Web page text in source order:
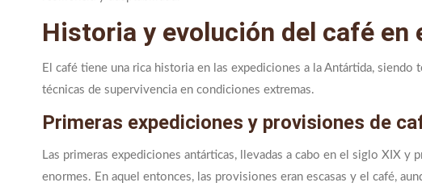
Historia y evolución del café
El café tiene una rica historia en las expediciones a la Antártida,
técnicas de supervivencia en condiciones extremas.
Primeras expediciones y provisiones de
Las primeras expediciones antárticas, llevadas a cabo en el siglo XIX
enormes. En aquel entonces, las provisiones eran escasas y el café,